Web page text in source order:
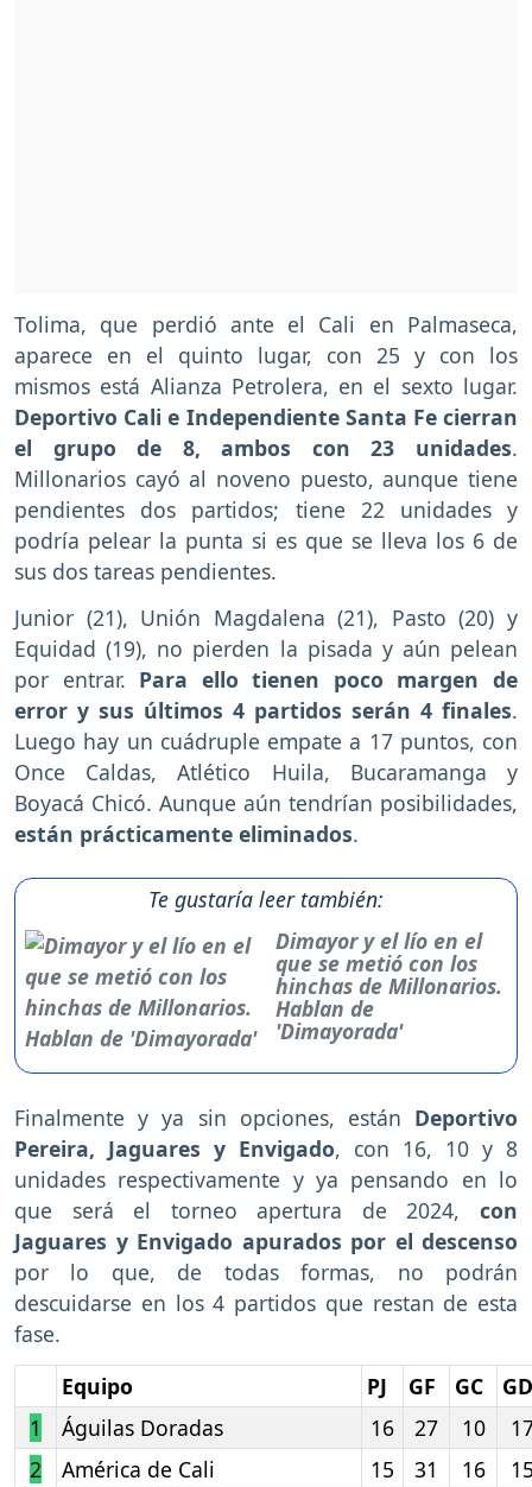
Tolima, que perdió ante el Cali en Palmaseca,
aparece en el quinto lugar, con 25 y con los
mismos está Alianza Petrolera, en el sexto lugar.
Deportivo Cali e Independiente Santa Fe cierran
el grupo de 8, ambos con 23 unidades.
Millonarios cayó al noveno puesto, aunque tiene
pendientes dos partidos; tiene 22 unidades y
podría pelear la punta si es que se lleva los 6 de
sus dos tareas pendientes.
Junior (21), Unión Magdalena (21), Pasto (20) y
Equidad (19), no pierden la pisada y aún pelean
por entrar. Para ello tienen poco margen de
error y sus últimos 4 partidos serán 4 finales.
Luego hay un cuádruple empate a 17 puntos, con
Once Caldas, Atlético Huila, Bucaramanga y
Boyacá Chicó. Aunque aún tendrían posibilidades,
están prácticamente eliminados.
Te gustaría leer también:
Dimayor y el lío en el
que se metió con los
hinchas de Millonarios.
Hablan de
'Dimayorada'
Finalmente y ya sin opciones, están Deportivo
Pereira, Jaguares y Envigado, con 16, 10 y 8
unidades respectivamente y ya pensando en lo
que será el torneo apertura de 2024, con
Jaguares y Envigado apurados por el descenso
por lo que, de todas formas, no podrán
descuidarse en los 4 partidos que restan de esta
fase.
Equipo PJ GF GC
GD
1
Águilas Doradas 16 27 10
2
América de Cali 15 31 16